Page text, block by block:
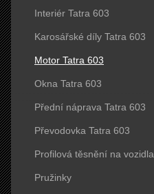
Tatra 603
Interiér Tatra 603
Karosářské díly Tatra 603
Motor Tatra 603
Okna Tatra 603
Přední náprava Tatra 603
Převodovka Tatra 603
Profilová těsnění na vozidla
Tatra 603
Pružinky